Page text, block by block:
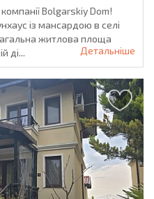
Bolgarskiy Dom!
із мансардою в селі
житлова площа
ді...
Детальніше